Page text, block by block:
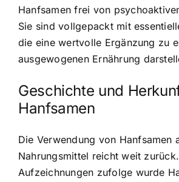
Hanfsamen frei von
Sie sind vollgepackt mit
die eine wertvolle Ergänzung zu
ausgewogenen Ernährung
Geschichte und
Hanfsamen
Die Verwendung von Hanfsamen
Nahrungsmittel reicht weit
Aufzeichnungen zufolge wurde